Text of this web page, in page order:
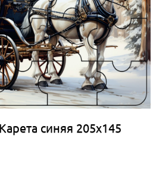
синяя 205х145